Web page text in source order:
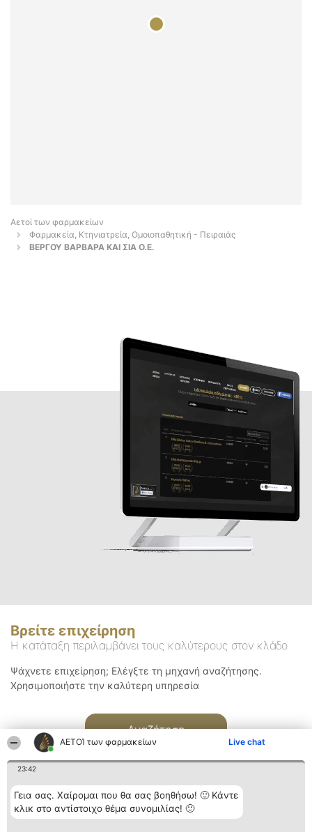
ΑΕΤΟΊ των φαρμακείων Live chat
23:42
Γεια σας. Χαίρομαι που θα σας βοηθήσω! 🙂 Κάντε
κλικ στο αντίστοιχο θέμα συνομιλίας! 🙂
Αετοί των φαρμακείων
Φαρμακεία, Κτηνιατρεία, Ομοιοπαθητική - Πειραιάς
ΒΕΡΓΟΥ ΒΑΡΒΑΡΑ ΚΑΙ ΣΙΑ Ο.Ε.
Βρείτε επιχείρηση
Η κατάταξη περιλαμβάνει τους καλύτερους στον κλάδο
Ψάχνετε επιχείρηση; Ελέγξτε τη μηχανή αναζήτησης.
Χρησιμοποιήστε την καλύτερη υπηρεσία
Αναζήτηση